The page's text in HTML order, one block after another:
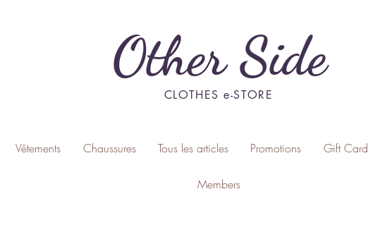
Other Side
CLOTHES e-STORE
Vêtements Chaussures Tous les articles Promotions Gift Card
Members